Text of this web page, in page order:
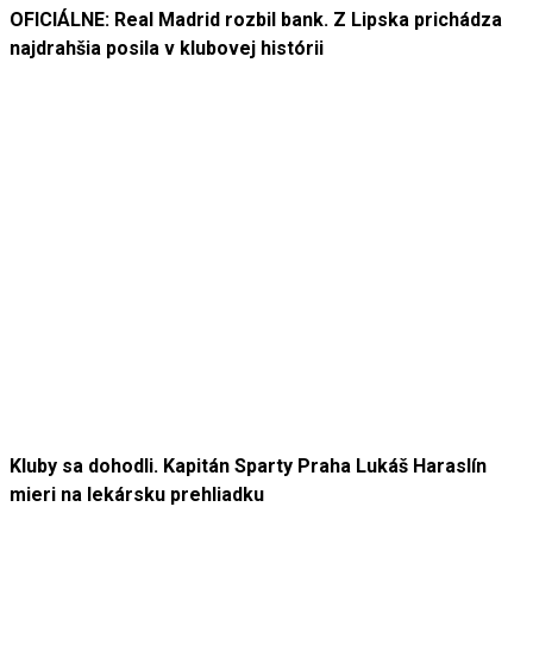
OFICIÁLNE: Real Madrid rozbil bank. Z Lipska prichádza
najdrahšia posila v klubovej histórii
Kluby sa dohodli. Kapitán Sparty Praha Lukáš Haraslín
mieri na lekársku prehliadku